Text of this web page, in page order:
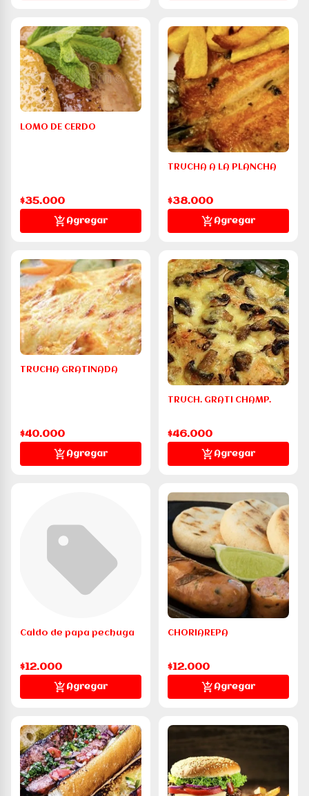
LOMO DE CERDO
$35.000
Agregar
TRUCHA A LA PLANCHA
$38.000
Agregar
TRUCHA GRATINADA
$40.000
Agregar
TRUCH. GRATI CHAMP.
$46.000
Agregar
Caldo de papa pechuga
$12.000
Agregar
CHORIAREPA
$12.000
Agregar